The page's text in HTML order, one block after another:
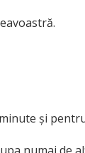
şi